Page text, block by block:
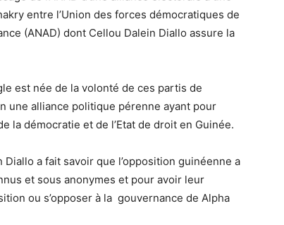
entre l’Union des forces démocratiques de
(ANAD) dont Cellou Dalein Diallo assure la
est née de la volonté de ces partis de
une alliance politique pérenne ayant pour
la démocratie et de l’Etat de droit en Guinée.
a fait savoir que l’opposition guinéenne a
et sous anonymes et pour avoir leur
ou s’opposer à la gouvernance de Alpha